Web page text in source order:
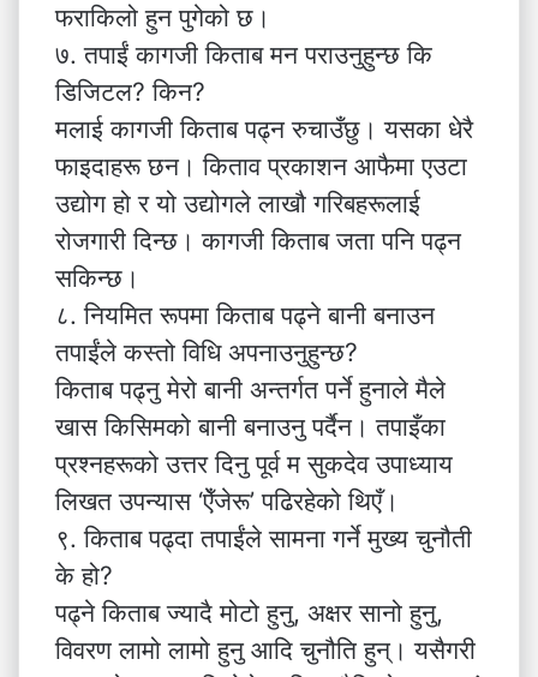
फराकिलो हुन पुगेको छ।
७. तपाईं कागजी किताब मन पराउनुहुन्छ कि
डिजिटल? किन?
मलाई कागजी किताब पढ्न रुचाउँछु। यसका धेरै
फाइदाहरू छन। किताव प्रकाशन आफैमा एउटा
उद्योग हो र यो उद्योगले लाखौ गरिबहरूलाई
रोजगारी दिन्छ। कागजी किताब जता पनि पढ्न
सकिन्छ।
८. नियमित रूपमा किताब पढ्ने बानी बनाउन
तपाईंले कस्तो विधि अपनाउनुहुन्छ?
किताब पढ्नु मेरो बानी अन्तर्गत पर्ने हुनाले मैले
खास किसिमको बानी बनाउनु पर्दैन। तपाइँका
प्रश्नहरूको उत्तर दिनु पूर्व म सुकदेव उपाध्याय
लिखत उपन्यास ‘ऐँजेरू’ पढिरहेको थिएँ।
९. किताब पढ्दा तपाईंले सामना गर्ने मुख्य चुनौती
के हो?
पढ्ने किताब ज्यादै मोटो हुनु, अक्षर सानो हुनु,
विवरण लामो लामो हुनु आदि चुनौति हुन्। यसैगरी